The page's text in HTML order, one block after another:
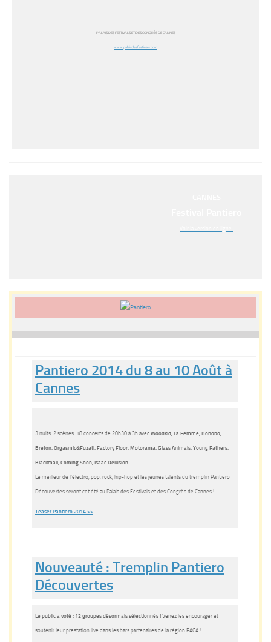
PALAIS DES FESTIVALS ET DES CONGRÈS DE CANNES
www.palaisdesfestivals.com
Pantiero 2014 du 8 au 10 Août à
Cannes
3 nuits, 2 scènes, 18 concerts de 20h30 à 3h avec Woodkid, La Femme, Bonobo,
Breton, Orgasmic&Fuzati, Factory Floor, Motorama, Glass Animals, Young Fathers,
Blackmail, Coming Soon, Isaac Delusion…
Le meilleur de l’électro, pop, rock, hip-hop et les jeunes talents du tremplin Pantiero
Découvertes seront cet été au Palais des Festivals et des Congrès de Cannes !
Teaser Pantiero 2014 >>
Nouveauté : Tremplin Pantiero
Découvertes
Le public a voté : 12 groupes désormais sélectionnés ! Venez les encourager et
soutenir leur prestation live dans les bars partenaires de la région PACA !